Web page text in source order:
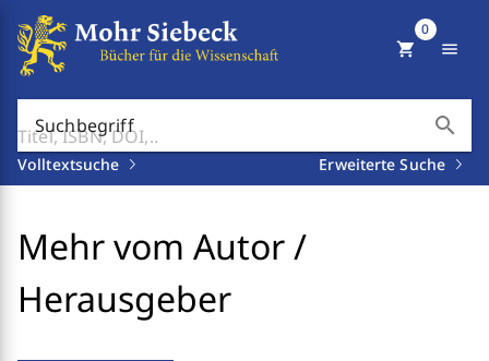
Suchbegriff search
Volltextsuche Erweiterte Suche
shopping_cart
0
menu
Mehr vom Autor /
Herausgeber